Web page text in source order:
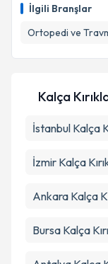
İlgili Branşlar
Ortopedi ve
Kalça
İstanbul Kalça
İzmir Kalça
Ankara Kalça
Bursa Kalça